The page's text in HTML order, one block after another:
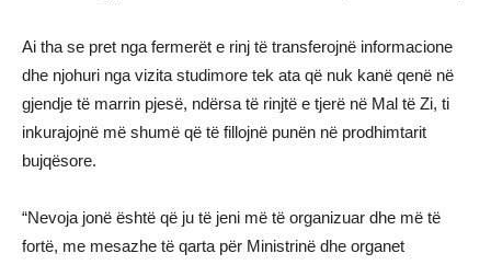
Ai tha se pret nga fermerët e rinj të transferojnë informacione
dhe njohuri nga vizita studimore tek ata që nuk kanë qenë në
gjendje të marrin pjesë, ndërsa të rinjtë e tjerë në Mal të Zi, ti
inkurajojnë më shumë që të fillojnë punën në prodhimtarit
bujqësore.
“Nevoja jonë është që ju të jeni më të organizuar dhe më të
fortë, me mesazhe të qarta për Ministrinë dhe organet